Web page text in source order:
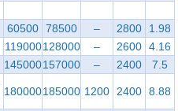
60500 78500 – 2800
1.98
119000128000 – 2600 4.16
145000157000 – 2400 7.5
180000185000 1200 2400 8.88